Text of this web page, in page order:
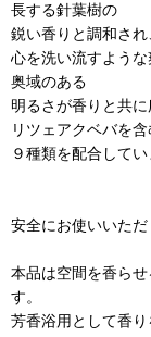
長する針葉樹の
鋭い香りと調和され
心を洗い流すよう
奥域のある
明るさが香りと共に
リツェアクベバを
９種類を配合してい
安全にお使いいただ
本品は空間を香ら
す。
芳香浴用として香り